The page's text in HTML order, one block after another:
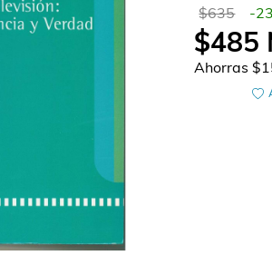
$635 -23
$485
Ahorras